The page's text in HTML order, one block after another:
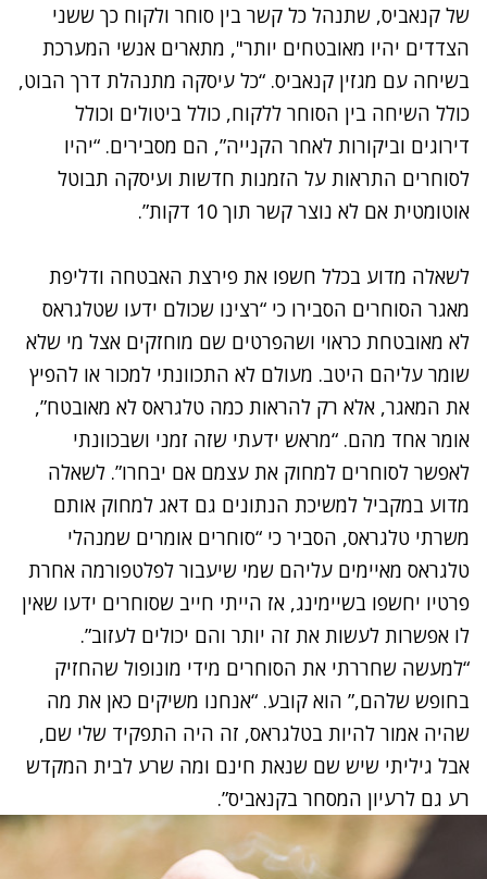
של קנאביס, שתנהל כל קשר בין סוחר ולקוח כך ששני
הצדדים יהיו מאובטחים יותר", מתארים אנשי המערכת
בשיחה עם מגזין קנאביס. “כל עיסקה מתנהלת דרך הבוט,
כולל השיחה בין הסוחר ללקוח, כולל ביטולים וכולל
דירוגים וביקורות לאחר הקנייה”, הם מסבירים. “יהיו
לסוחרים התראות על הזמנות חדשות ועיסקה תבוטל
אוטומטית אם לא נוצר קשר תוך 10 דקות”.
לשאלה מדוע בכלל חשפו את פירצת האבטחה ודליפת
מאגר הסוחרים הסבירו כי “רצינו שכולם ידעו שטלגראס
לא מאובטחת כראוי ושהפרטים שם מוחזקים אצל מי שלא
שומר עליהם היטב. מעולם לא התכוונתי למכור או להפיץ
את המאגר, אלא רק להראות כמה טלגראס לא מאובטח”,
אומר אחד מהם. “מראש ידעתי שזה זמני ושבכוונתי
לאפשר לסוחרים למחוק את עצמם אם יבחרו”. לשאלה
מדוע במקביל למשיכת הנתונים גם דאג למחוק אותם
משרתי טלגראס, הסביר כי “סוחרים אומרים שמנהלי
טלגראס מאיימים עליהם שמי שיעבור לפלטפורמה אחרת
פרטיו יחשפו בשיימינג, אז הייתי חייב שסוחרים ידעו שאין
לו אפשרות לעשות את זה יותר והם יכולים לעזוב”.
“למעשה שחררתי את הסוחרים מידי מונופול שהחזיק
בחופש שלהם,” הוא קובע. “אנחנו משיקים כאן את מה
שהיה אמור להיות בטלגראס, זה היה התפקיד שלי שם,
אבל גיליתי שיש שם שנאת חינם ומה שרע לבית המקדש
רע גם לרעיון המסחר בקנאביס”.